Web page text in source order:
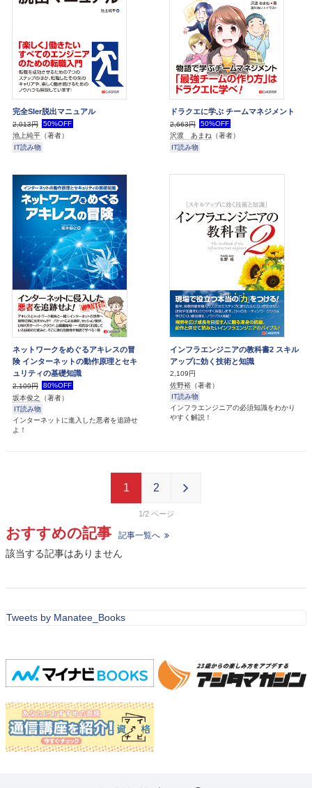
完全SIer脱出マニュアル
2,013円
50%OFF
池上純平 （著者）
IT読み物
ドラクエに学ぶ チームマネジメント
2,663円
50%OFF
沢渡 あまね （著者）
IT読み物
ネットワークをめぐるアキレスの冒
険 インターネットの動作原理とセキ
ュリティの基礎知識
2,109円
80%OFF
坂本俊之 （著者）
IT読み物
インターネットに進入した悪者を追跡せ
よ！
インフラエンジニアの教科書2 スキル
アップに効く技術と知識
2,109円
佐野裕 （著者）
IT読み物
インフラエンジニアの必須知識をわかり
やすく解説！
1/2
1 2
おすすめの記事 記事一覧へ
該当する記事はありません
Tweets by Manatee_Books